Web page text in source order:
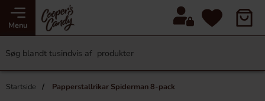
Menu
Startside Papperstallrikar Spiderman 8-pack